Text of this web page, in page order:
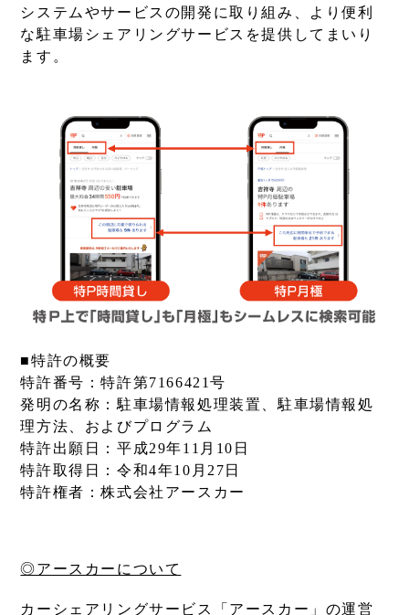
システムやサービスの開発に取り組み、より便利
な駐車場シェアリングサービスを提供してまいり
ます。
■特許の概要
特許番号：特許第7166421号
発明の名称：駐車場情報処理装置、駐車場情報処
理方法、およびプログラム
特許出願日：平成29年11月10日
特許取得日：令和4年10月27日
特許権者：株式会社アースカー
◎アースカーについて
カーシェアリングサービス「アースカー」の運営